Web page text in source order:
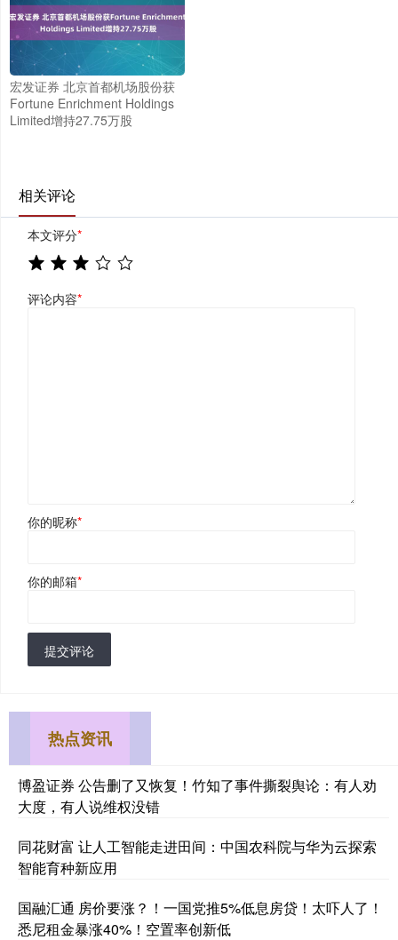
宏发证券 北京首都机场股份获
Fortune Enrichment Holdings
Limited增持27.75万股
相关评论
本文评分*
评论内容*
你的昵称*
你的邮箱*
提交评论
热点资讯
博盈证券 公告删了又恢复！竹知了事件撕裂舆论：有人劝
大度，有人说维权没错
同花财富 让人工智能走进田间：中国农科院与华为云探索
智能育种新应用
国融汇通 房价要涨？！一国党推5%低息房贷！太吓人了！
悉尼租金暴涨40%！空置率创新低